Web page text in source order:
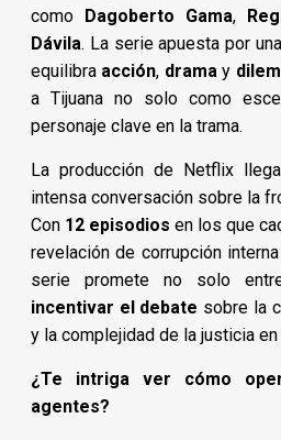
como Dagoberto Gama,
Dávila. La serie apuesta por
equilibra acción, drama y
a Tijuana no solo como
personaje clave en la trama.
La producción de Netflix
intensa conversación sobre la
Con 12 episodios en los que
revelación de corrupción
serie promete no solo
incentivar el debate sobre la
y la complejidad de la justicia en
¿Te intriga ver cómo
agentes?